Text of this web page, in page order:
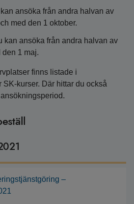
ansöka från andra halvan av
med den 1 oktober.
kan ansöka från andra halvan av
den 1 maj.
finns listade i
kurser. Där hittar du också
–